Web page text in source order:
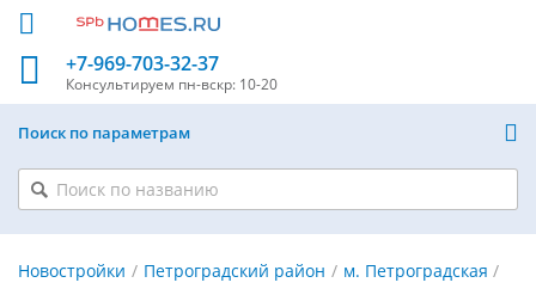
+7-969-703-32-37
Консультируем пн-вскр: 10-20
Поиск по параметрам
Новостройки Петроградский район м. Петроградская